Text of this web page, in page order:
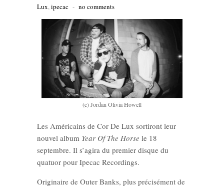
Lux,ipecac - no comments
(c) Jordan Olivia Howell
Les Américains de Cor De Lux sortiront leur
nouvel album Year Of The Horse le 18
septembre. Il s’agira du premier disque du
quatuor pour Ipecac Recordings.
Originaire de Outer Banks, plus précisément de